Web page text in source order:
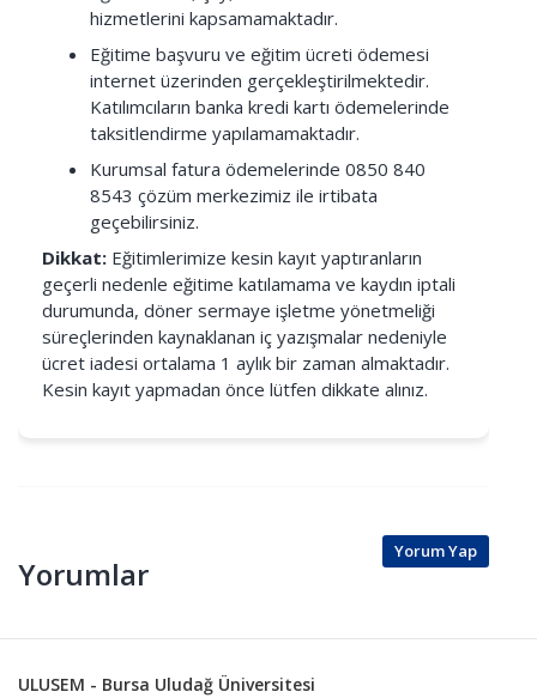
hizmetlerini kapsamamaktadır.
Eğitime başvuru ve eğitim ücreti ödemesi
internet üzerinden gerçekleştirilmektedir.
Katılımcıların banka kredi kartı ödemelerinde
taksitlendirme yapılamamaktadır.
Kurumsal fatura ödemelerinde 0850 840
8543 çözüm merkezimiz ile irtibata
geçebilirsiniz.
Dikkat: Eğitimlerimize kesin kayıt yaptıranların
geçerli nedenle eğitime katılamama ve kaydın iptali
durumunda, döner sermaye işletme yönetmeliği
süreçlerinden kaynaklanan iç yazışmalar nedeniyle
ücret iadesi ortalama 1 aylık bir zaman almaktadır.
Kesin kayıt yapmadan önce lütfen dikkate alınız.
Yorumlar
Yorum Yap
ULUSEM - Bursa Uludağ Üniversitesi